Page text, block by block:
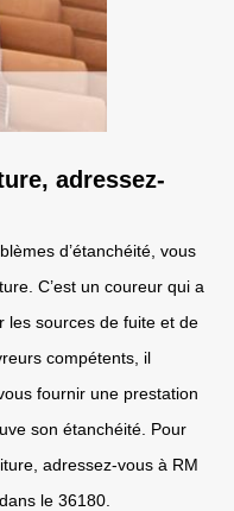
adressez-
d’étanchéité, vous
C’est un coureur qui a
les sources de fuite et de
compétents, il
fournir une prestation
son étanchéité. Pour
adressez-vous à RM
le 36180.